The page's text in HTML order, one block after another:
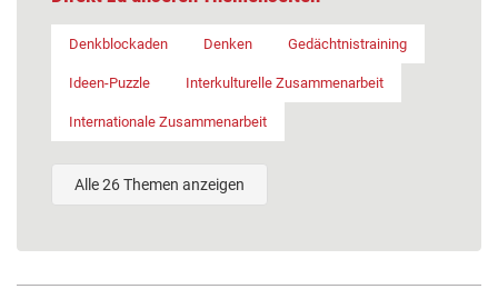
Denkblockaden Denken Gedächtnistraining
Ideen-Puzzle Interkulturelle Zusammenarbeit
Internationale Zusammenarbeit
Alle 26 Themen anzeigen